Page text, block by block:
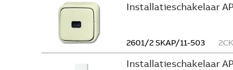
Installatieschakelaar
2601/2 SKAP/11-503
Installatieschakelaar